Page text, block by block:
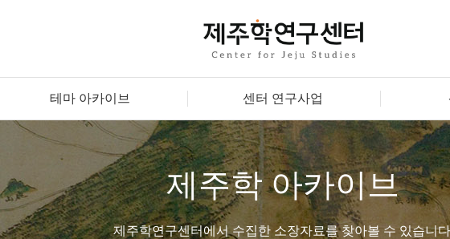
테마 아카이브 센터 연구사업
제주학 아카이브
제주학연구센터에서 수집한 소장자료를 찾아볼 수 있습니